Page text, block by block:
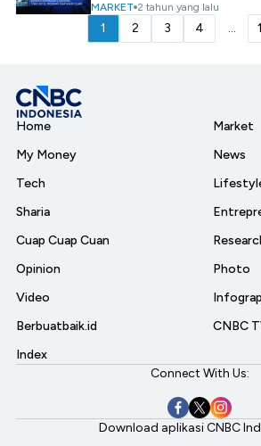
MARKET 2 tahun yang lalu
1 2 3 4 ...
Home
My Money
Tech
Sharia
Cuap Cuap Cuan
Opinion
Video
Berbuatbaik.id
Index
Market
News
Photo
CNBC
Connect With Us:
Download aplikasi CNBC